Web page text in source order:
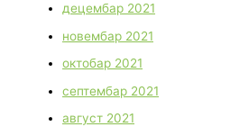
децембар 2021
новембар 2021
октобар 2021
септембар 2021
август 2021